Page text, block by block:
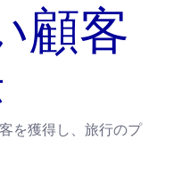
顧客
を獲得し、旅行のプ